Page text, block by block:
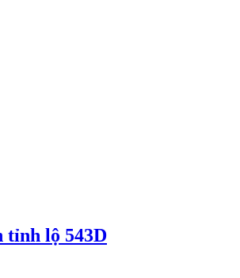
tỉnh lộ 543D